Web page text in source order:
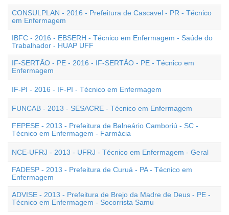
CONSULPLAN - 2016 - Prefeitura de Cascavel - PR - Técnico
em Enfermagem
IBFC - 2016 - EBSERH - Técnico em Enfermagem - Saúde do
Trabalhador - HUAP UFF
IF-SERTÃO - PE - 2016 - IF-SERTÃO - PE - Técnico em
Enfermagem
IF-PI - 2016 - IF-PI - Técnico em Enfermagem
FUNCAB - 2013 - SESACRE - Técnico em Enfermagem
FEPESE - 2013 - Prefeitura de Balneário Camboriú - SC -
Técnico em Enfermagem - Farmácia
NCE-UFRJ - 2013 - UFRJ - Técnico em Enfermagem - Geral
FADESP - 2013 - Prefeitura de Curuá - PA - Técnico em
Enfermagem
ADVISE - 2013 - Prefeitura de Brejo da Madre de Deus - PE -
Técnico em Enfermagem - Socorrista Samu